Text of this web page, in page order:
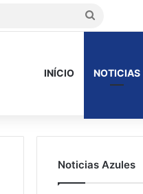
INÍCIO NOTICIAS
Noticias Azules